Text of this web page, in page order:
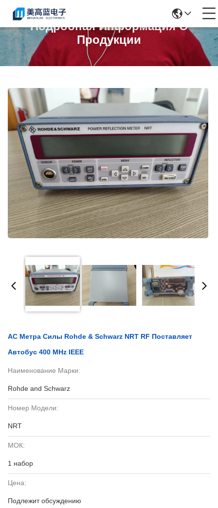
Подробная Информация О
Продукции
AC Метра Силы Rohde & Schwarz NRT RF Поставляет
Автобус 400 MHz IEEE
Наименование Марки:
Rohde and Schwarz
Номер Модели:
NRT
МОК:
1 набор
Цена:
Подлежит обсуждению